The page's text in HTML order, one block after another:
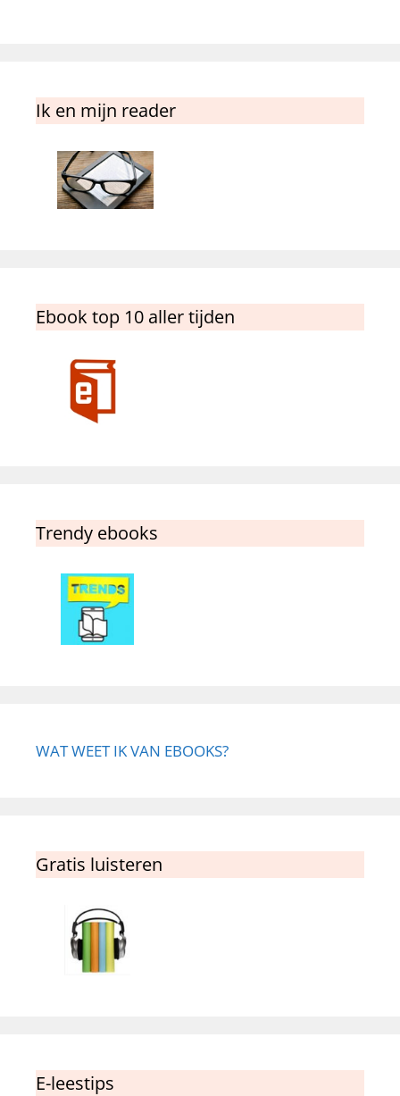
Ik en mijn reader
Ebook top 10 aller tijden
Trendy ebooks
WAT WEET IK VAN EBOOKS?
Gratis luisteren
E-leestips